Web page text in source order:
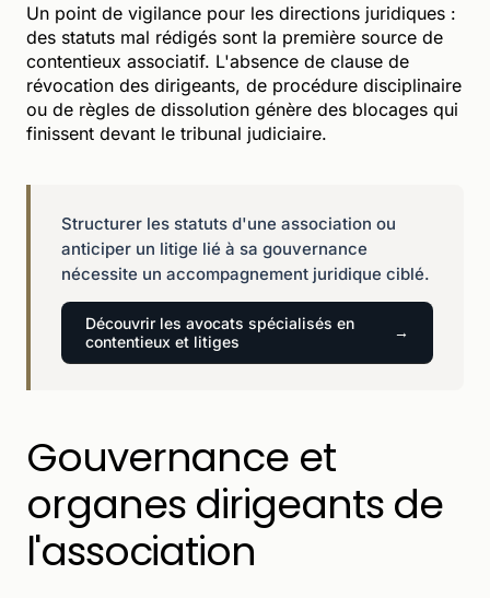
Un point de vigilance pour les directions juridiques :
des statuts mal rédigés sont la première source de
contentieux associatif. L'absence de clause de
révocation des dirigeants, de procédure disciplinaire
ou de règles de dissolution génère des blocages qui
finissent devant le tribunal judiciaire.
Structurer les statuts d'une association ou
anticiper un litige lié à sa gouvernance
nécessite un accompagnement juridique ciblé.
Découvrir les avocats spécialisés en
contentieux et litiges
Gouvernance et
organes dirigeants de
l'association